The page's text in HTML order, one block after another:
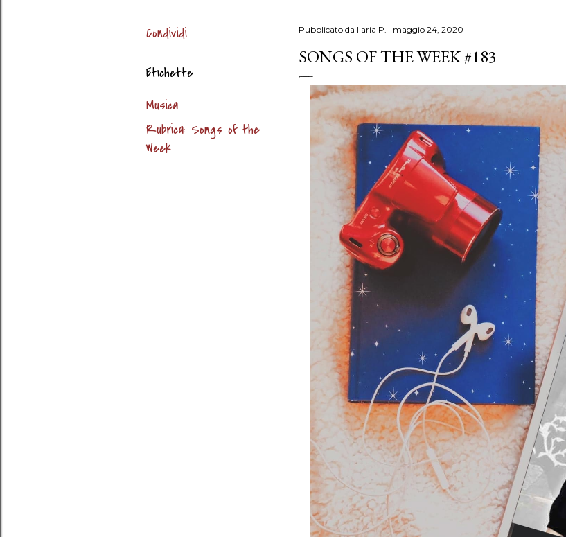
Condividi
Etichette
Musica
Rubrica: Songs of the
Week
Pubblicato da Ilaria P. maggio 24, 2020
SONGS OF THE WEEK #183